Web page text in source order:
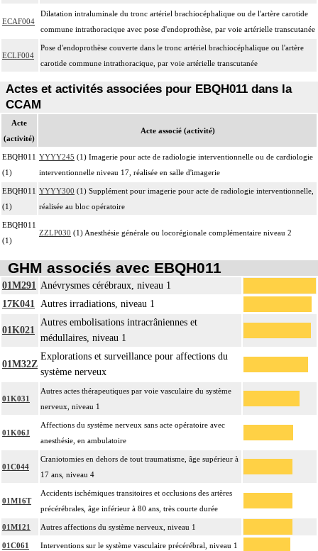
ECAF004
Dilatation intraluminale du tronc artériel brachiocéphalique ou de l'artère carotide
commune intrathoracique avec pose d'endoprothèse, par voie artérielle transcutanée
ECLF004
Pose d'endoprothèse couverte dans le tronc artériel brachiocéphalique ou l'artère
carotide commune intrathoracique, par voie artérielle transcutanée
Actes et activités associées pour EBQH011 dans la
CCAM
Acte
(activité)
Acte associé (activité)
EBQH011
(1)
YYYY245 (1) Imagerie pour acte de radiologie interventionnelle ou de cardiologie
interventionnelle niveau 17, réalisée en salle d'imagerie
EBQH011
(1)
YYYY300 (1) Supplément pour imagerie pour acte de radiologie interventionnelle,
réalisée au bloc opératoire
EBQH011
(1)
ZZLP030 (1) Anesthésie générale ou locorégionale complémentaire niveau 2
GHM associés avec EBQH011
01M291 Anévrysmes cérébraux, niveau 1
17K041 Autres irradiations, niveau 1
01K021
Autres embolisations intracrâniennes et
médullaires, niveau 1
01M32Z
Explorations et surveillance pour affections du
système nerveux
01K031
Autres actes thérapeutiques par voie vasculaire du système
nerveux, niveau 1
01K06J
Affections du système nerveux sans acte opératoire avec
anesthésie, en ambulatoire
01C044
Craniotomies en dehors de tout traumatisme, âge supérieur à
17 ans, niveau 4
01M16T
Accidents ischémiques transitoires et occlusions des artères
précérébrales, âge inférieur à 80 ans, très courte durée
01M121 Autres affections du système nerveux, niveau 1
01C061 Interventions sur le système vasculaire précérébral, niveau 1